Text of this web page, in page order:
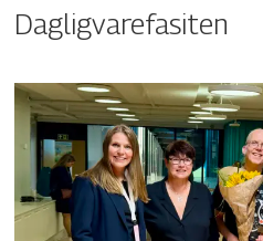
Dagligvarefasiten